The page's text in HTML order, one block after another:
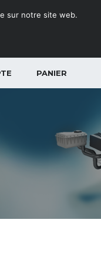
PANIER
sur notre site web.